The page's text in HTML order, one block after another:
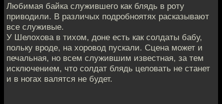
Любимая байка служившего как блядь в роту
приводили. В различых подробноятях расказывают
все служивые.
У Шелохова в тихом, доне есть как солдаты бабу,
польку вроде, на хоровод пускали. Сцена может и
печальная, но всем служившим известная, за тем
исключением, что солдат блядь целовать не станет
и в ногах валятся не будет.